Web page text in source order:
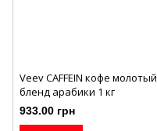
Veev CAFFEIN кофе молотый
бленд арабики 1 кг
933.00 грн